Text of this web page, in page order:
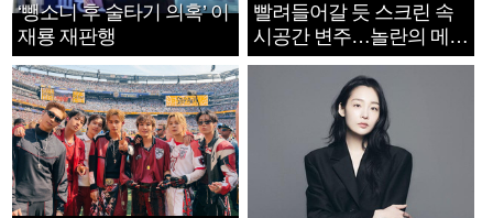
‘뺑소니 후 술타기 의혹’ 이
재룡 재판행
빨려들어갈 듯 스크린 속
시공간 변주…놀란의 메시
지는 ‘전쟁 속죄’